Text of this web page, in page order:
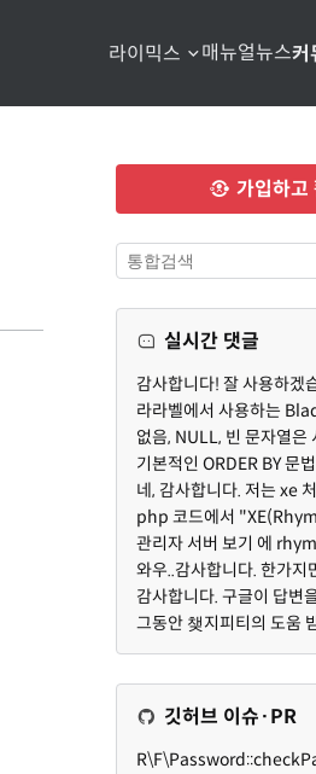
라이믹스 매뉴얼뉴스커
가입하고
실시간 댓글
감사합니다! 잘 사용하겠
깃허브 이슈·PR